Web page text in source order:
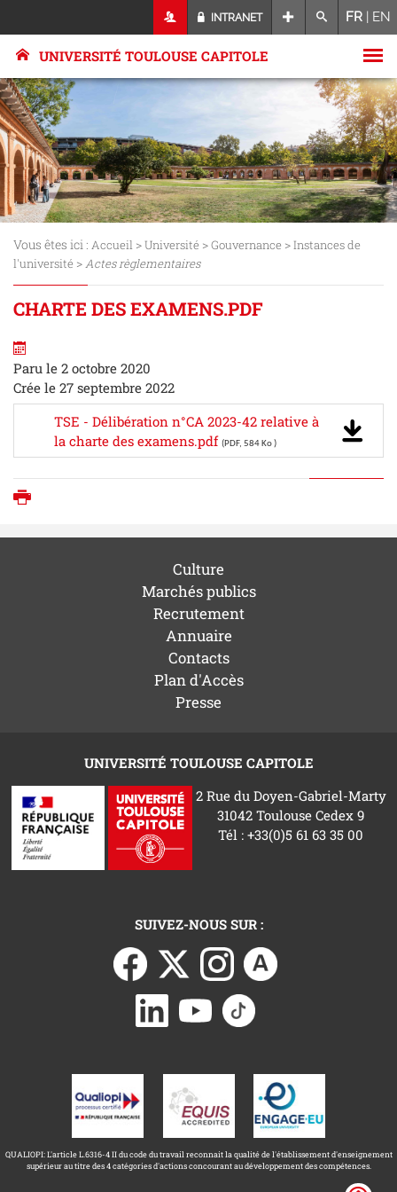
INTRANET FR | EN
UNIVERSITÉ TOULOUSE CAPITOLE
Vous êtes ici : Accueil >Université >Gouvernance >Instances de
l'université >Actes règlementaires
CHARTE DES EXAMENS.PDF
Paru le 2 octobre 2020
Crée le 27 septembre 2022
TSE - Délibération n°CA 2023-42 relative à
la charte des examens.pdf (PDF, 584 Ko )
Culture
Marchés publics
Recrutement
Annuaire
Contacts
Plan d'Accès
Presse
UNIVERSITÉ TOULOUSE CAPITOLE
2 Rue du Doyen-Gabriel-Marty
31042 Toulouse Cedex 9
Tél : +33(0)5 61 63 35 00
SUIVEZ-NOUS SUR :
QUALIOPI: L'article L.6316-4 II du code du travail reconnait la qualité de l'établissement d'enseignement
supérieur au titre des 4 catégories d'actions concourant au développement des compétences.